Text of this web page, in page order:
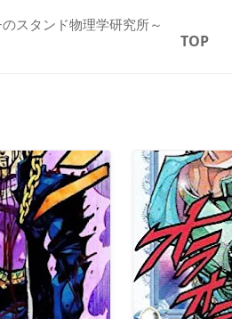
スタンド物理学研究所～
TOP